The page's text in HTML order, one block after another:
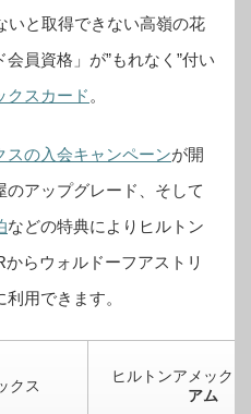
いと取得できない高嶺の花
会員資格」が”もれなく”付い
クスカード。
スの入会キャンペーンが開
のアップグレード、そして
などの特典によりヒルトン
らウォルドーフアストリ
用できます。
クス
ヒルトンアメックス
アム